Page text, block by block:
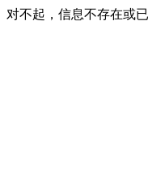
对不起，信息不存在或已